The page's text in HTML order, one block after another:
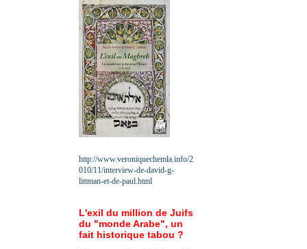
http://www.veroniquechemla.info/2
010/11/interview-de-david-g-
littman-et-de-paul.html
L'exil du million de Juifs
du "monde Arabe", un
fait historique tabou ?